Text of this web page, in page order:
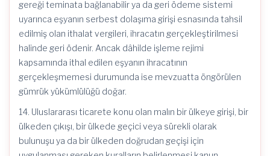
gereği teminata bağlanabilir ya da geri ödeme sistemi
uyarınca eşyanın serbest dolaşıma girişi esnasında tahsil
edilmiş olan ithalat vergileri, ihracatın gerçekleştirilmesi
halinde geri ödenir. Ancak dâhilde işleme rejimi
kapsamında ithal edilen eşyanın ihracatının
gerçekleşmemesi durumunda ise mevzuatta öngörülen
gümrük yükümlülüğü doğar.
14. Uluslararası ticarete konu olan malın bir ülkeye girişi, bir
ülkeden çıkışı, bir ülkede geçici veya sürekli olarak
bulunuşu ya da bir ülkeden doğrudan geçişi için